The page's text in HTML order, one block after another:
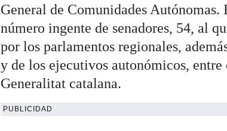
General de Comunidades
número ingente de senadores, 54, al
por los parlamentos regionales,
y de los ejecutivos autonómicos,
Generalitat catalana.
PUBLICIDAD